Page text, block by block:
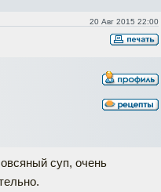
20 Авг 2015 22:00
суп, очень